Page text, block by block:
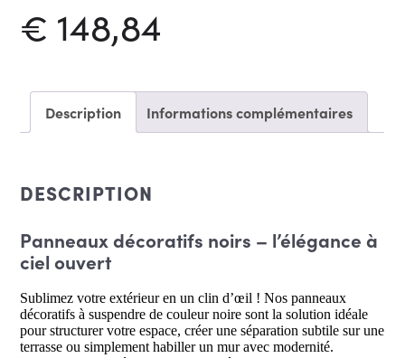
€ 148,84
Description Informations complémentaires
DESCRIPTION
Panneaux décoratifs noirs – l’élégance à
ciel ouvert
Sublimez votre extérieur en un clin d’œil ! Nos panneaux
décoratifs à suspendre de couleur noire sont la solution idéale
pour structurer votre espace, créer une séparation subtile sur une
terrasse ou simplement habiller un mur avec modernité.